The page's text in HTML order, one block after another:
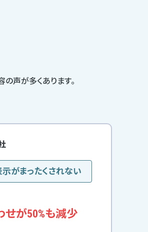
の声が多くあります。
がまったくされない
せが50%も減少